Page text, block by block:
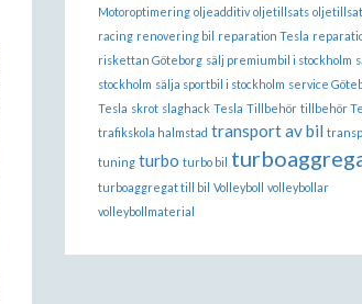
Motoroptimering oljeadditiv oljetillsats
racing renovering bil reparation Tesla
riskettan Göteborg sälj premiumbil i stockholm
stockholm sälja sportbil i stockholm service
Tesla skrot slaghack Tesla Tillbehör tillbehör
trafikskola halmstad transport av bil
tuning turbo turbo bil
turboaggregat till bil Volleyboll volleybollar
volleybollmaterial